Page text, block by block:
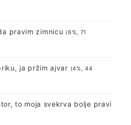
pravim zimnicu (6%, 71
ja pržim ajvar (4%, 44
to moja svekrva bolje pravi